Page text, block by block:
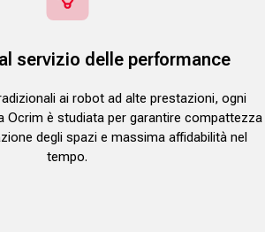
servizio delle performance
ai robot ad alte prestazioni, ogni
Ocrim è studiata per garantire compattezza
degli spazi e massima affidabilità nel
tempo.